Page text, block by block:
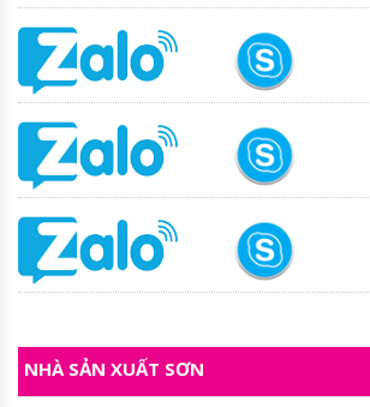
NHÀ SẢN XUẤT SƠN